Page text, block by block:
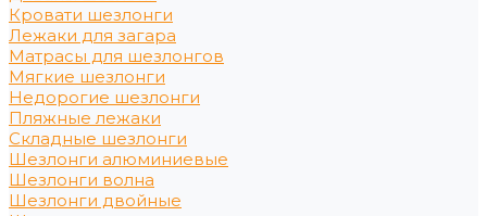
Кровати шезлонги
Лежаки для загара
Матрасы для шезлонгов
Мягкие шезлонги
Недорогие шезлонги
Пляжные лежаки
Складные шезлонги
Шезлонги алюминиевые
Шезлонги волна
Шезлонги двойные